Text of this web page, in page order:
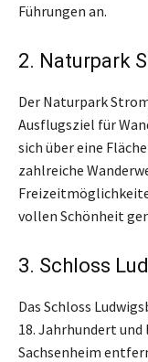
Führungen an.
2. Naturpark
Der Naturpark
Ausflugsziel für
sich über eine
zahlreiche
vollen Schönheit
3. Schloss
Das Schloss
18. Jahrhundert
Sachsenheim